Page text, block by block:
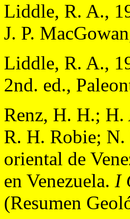
Liddle, R. A.,
J. P.
Liddle, R. A.,
2nd. ed.,
Renz, H. H.;
R. H. Robie; N.
oriental de
en Venezuela. I
(Resumen